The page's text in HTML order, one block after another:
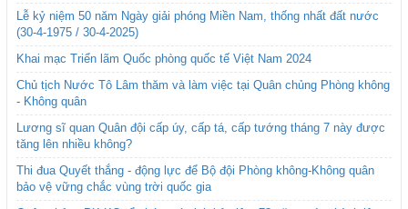
Lễ kỷ niệm 50 năm Ngày giải phóng Miền Nam, thống nhất đất nước
(30-4-1975 / 30-4-2025)
Khai mạc Triển lãm Quốc phòng quốc tế Việt Nam 2024
Chủ tịch Nước Tô Lâm thăm và làm việc tại Quân chủng Phòng không
- Không quân
Lương sĩ quan Quân đội cấp úy, cấp tá, cấp tướng tháng 7 này được
tăng lên nhiều không?
Thi đua Quyết thắng - động lực để Bộ đội Phòng không-Không quân
bảo vệ vững chắc vùng trời quốc gia